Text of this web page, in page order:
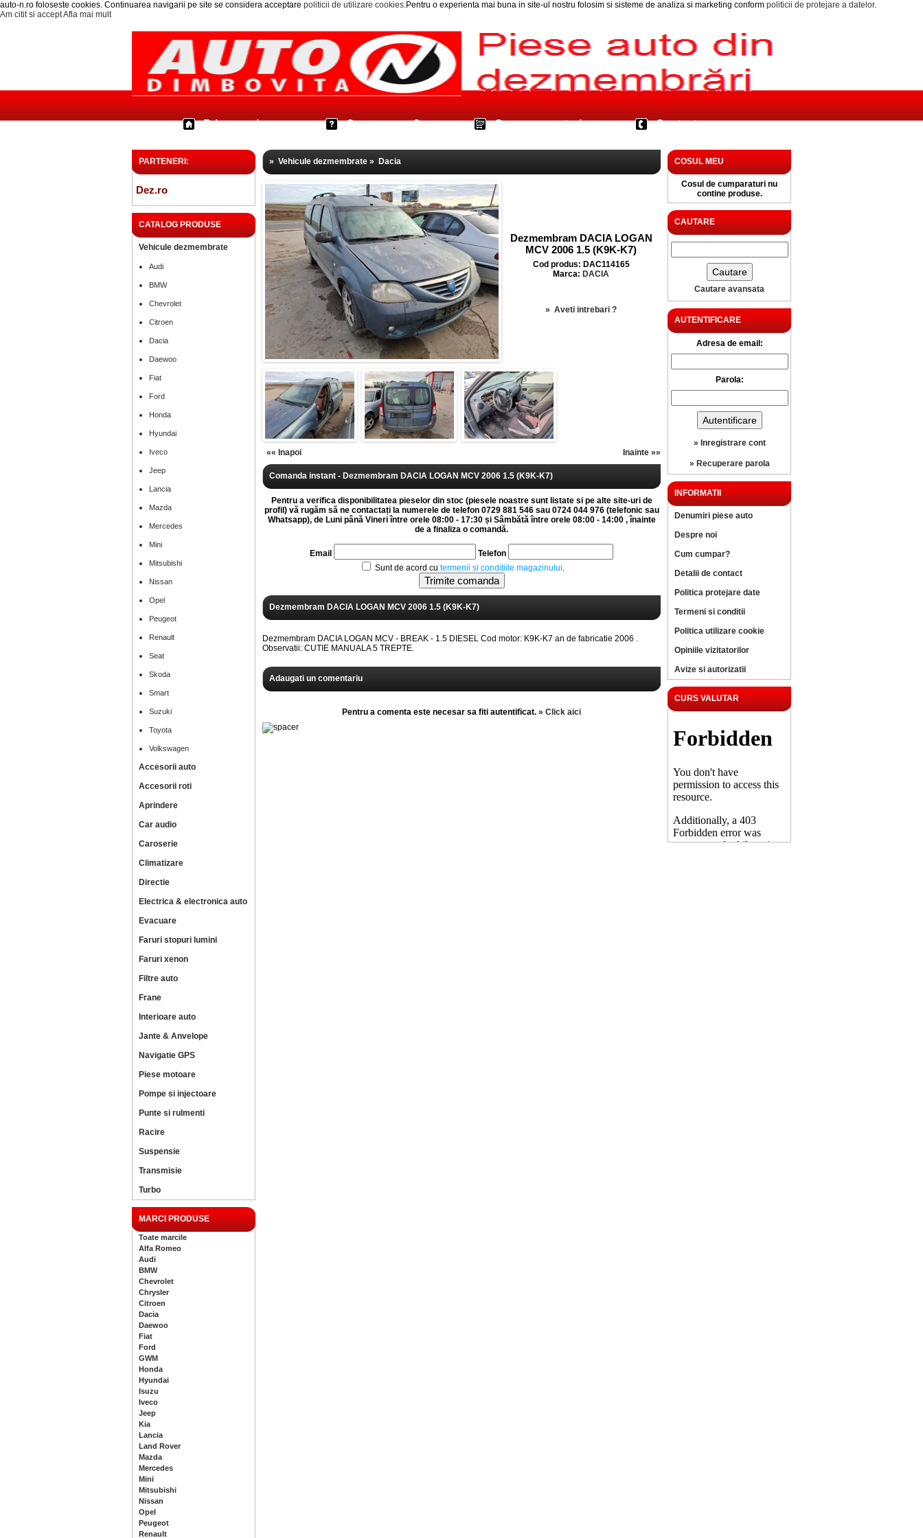
auto-n.ro foloseste cookies. Continuarea navigarii pe site se considera acceptare politicii de utilizare cookies.Pentru o experienta mai buna in site-ul nostru folosim si sisteme de analiza si marketing conform politicii de protejare a datelor.
Am citit si acceptAfla mai mult
Prima pagina Cum cumpar? Cos cumparaturi Contact
PARTENERI:
Dez.ro
CATALOG PRODUSE
Vehicule dezmembrate
Audi
BMW
Chevrolet
Citroen
Dacia
Daewoo
Fiat
Ford
Honda
Hyundai
Iveco
Jeep
Lancia
Mazda
Mercedes
Mini
Mitsubishi
Nissan
Opel
Peugeot
Renault
Seat
Skoda
Smart
Suzuki
Toyota
Volkswagen
Accesorii auto
Accesorii roti
Aprindere
Car audio
Caroserie
Climatizare
Directie
Electrica & electronica auto
Evacuare
Faruri stopuri lumini
Faruri xenon
Filtre auto
Frane
Interioare auto
Jante & Anvelope
Navigatie GPS
Piese motoare
Pompe si injectoare
Punte si rulmenti
Racire
Suspensie
Transmisie
Turbo
MARCI PRODUSE
Toate marcile
Alfa Romeo
Audi
BMW
Chevrolet
Chrysler
Citroen
Dacia
Daewoo
Fiat
Ford
GWM
Honda
Hyundai
Isuzu
Iveco
Jeep
Kia
Lancia
Land Rover
Mazda
Mercedes
Mini
Mitsubishi
Nissan
Opel
Peugeot
Renault
» Vehicule dezmembrate » Dacia
Dezmembram DACIA LOGAN
MCV 2006 1.5 (K9K-K7)
Cod produs: DAC114165
Marca: DACIA
» Aveti intrebari ?
«« Inapoi Inainte »»
Comanda instant - Dezmembram DACIA LOGAN MCV 2006 1.5 (K9K-K7)
Pentru a verifica disponibilitatea pieselor din stoc (piesele noastre sunt listate si pe alte site-uri de
profil) vă rugăm să ne contactați la numerele de telefon 0729 881 546 sau 0724 044 976 (telefonic sau
Whatsapp), de Luni până Vineri între orele 08:00 - 17:30 și Sâmbătă între orele 08:00 - 14:00 , înainte
de a finaliza o comandă.
Email
Telefon
Sunt de acord cu termenii si conditiile magazinului.
Dezmembram DACIA LOGAN MCV 2006 1.5 (K9K-K7)
Dezmembram DACIA LOGAN MCV - BREAK - 1.5 DIESEL Cod motor: K9K-K7 an de fabricatie 2006 .
Observatii: CUTIE MANUALA 5 TREPTE.
Adaugati un comentariu
Pentru a comenta este necesar sa fiti autentificat. » Click aici
COSUL MEU
Cosul de cumparaturi nu
contine produse.
CAUTARE
Cautare avansata
AUTENTIFICARE
Adresa de email:
Parola:
» Inregistrare cont
» Recuperare parola
INFORMATII
Denumiri piese auto
Despre noi
Cum cumpar?
Detalii de contact
Politica protejare date
Termeni si conditii
Politica utilizare cookie
Opiniile vizitatorilor
Avize si autorizatii
CURS VALUTAR